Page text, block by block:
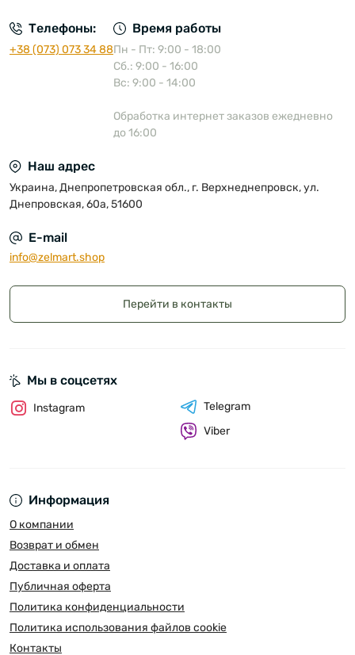
Телефоны:
+38 (073) 073 34 88
Время работы
Пн - Пт: 9:00 - 18:00
Сб.: 9:00 - 16:00
Вс: 9:00 - 14:00
Обработка интернет заказов ежедневно
до 16:00
Наш адрес
Украина, Днепропетровская обл., г. Верхнеднепровск, ул.
Днепровская, 60а, 51600
E-mail
info@zelmart.shop
Перейти в контакты
Информация
О компании
Возврат и обмен
Доставка и оплата
Публичная оферта
Политика конфиденциальности
Политика использования файлов cookie
Контакты
Мы в соцсетях
Instagram
Telegram
Viber